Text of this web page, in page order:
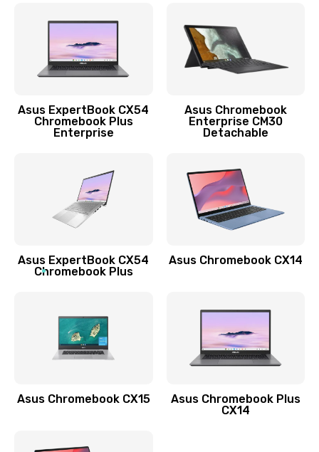
Замена аккумулятора
890 руб.
Заказать
890 руб.
Замена стекла
Замена датчика приближения
Asus ExpertBook CX54
Chromebook Plus
Enterprise
Asus Chromebook
Enterprise CM30
Detachable
Asus ExpertBook CX54
Chromebook Plus
Asus Chromebook CX14
Asus Chromebook CX15
Asus Chromebook Plus
CX14